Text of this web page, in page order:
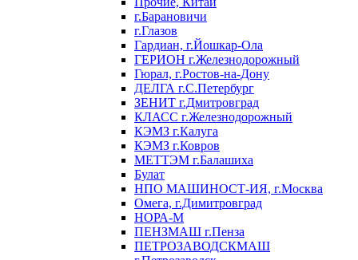
г.Барановичи
г.Глазов
Гардиан, г.Йошкар-Ола
ГЕРИОН г.Железнодорожный
Гюрал, г.Ростов-на-Дону
ДЕЛГА г.С.Петербург
ЗЕНИТ г.Дмитровград
КЛАСС г.Железнодорожный
КЭМЗ г.Калуга
КЭМЗ г.Ковров
МЕТТЭМ г.Балашиха
Булат
НПО МАШИНОСТ-ИЯ, г.Москва
Омега, г.Димитровград
НОРА-М
ПЕНЗМАШ г.Пенза
ПЕТРОЗАВОДСКМАШ